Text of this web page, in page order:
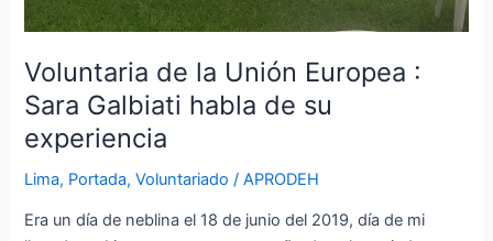
Voluntaria de la Unión Europea :
Sara Galbiati habla de su
experiencia
Lima, Portada,Voluntariado /APRODEH
Era un día de neblina el 18 de junio del 2019, día de mi